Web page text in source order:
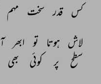
کس قدر سخت مہم
لاش ہوتا تو ابھر
سطح
پر کوئی بھی